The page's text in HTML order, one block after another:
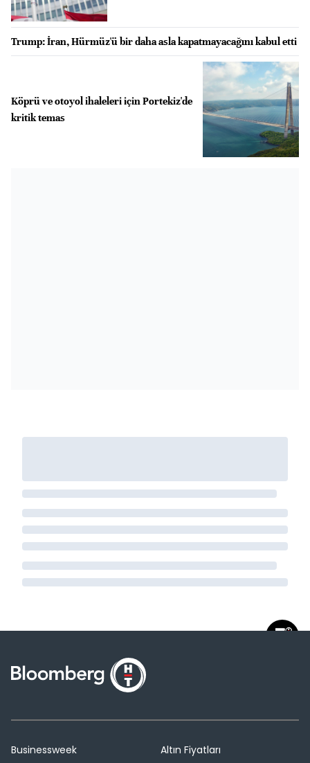
Trump: İran, Hürmüz'ü bir daha asla kapatmayacağını kabul etti
Köprü ve otoyol ihaleleri için Portekiz'de
kritik temas
Businessweek
Altın Fiyatları